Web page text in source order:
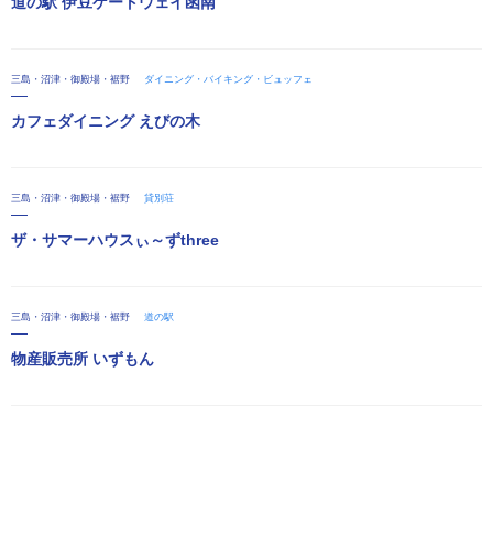
三島・沼津・御殿場・裾野 ダイニング・バイキング・ビュッフェ
カフェダイニング えびの木
三島・沼津・御殿場・裾野 貸別荘
ザ・サマーハウスぃ～ずthree
三島・沼津・御殿場・裾野 道の駅
物産販売所 いずもん